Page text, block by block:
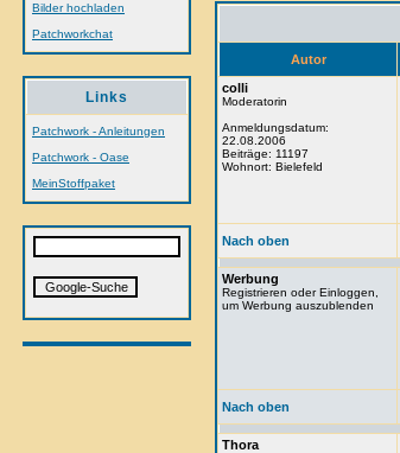
Bilder hochladen
Patchworkchat
Links
Patchwork - Anleitungen
Patchwork - Oase
MeinStoffpaket
Autor
colli
Moderatorin
Anmeldungsdatum:
22.08.2006
Beiträge: 11197
Wohnort: Bielefeld
Nach oben
Werbung
Registrieren oder Einloggen,
um Werbung auszublenden
Nach oben
Thora